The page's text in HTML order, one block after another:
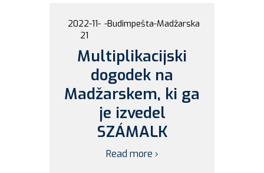
2022-11-
21
-Budimpešta-Madžarska
Multiplikacijski
dogodek na
Madžarskem, ki ga
je izvedel
SZÁMALK
Read more ›